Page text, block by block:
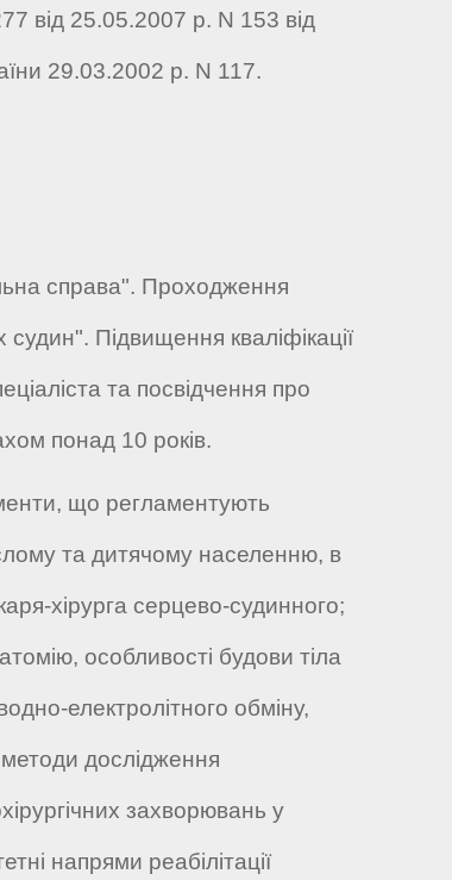
від 25.05.2007 р. N 153 від
29.03.2002 р. N 117.
справа". Проходження
судин". Підвищення кваліфікації
та посвідчення про
понад 10 років.
що регламентують
та дитячому населенню, в
хірурга серцево-судинного;
особливості будови тіла
електролітного обміну,
дослідження
захворювань у
напрями реабілітації